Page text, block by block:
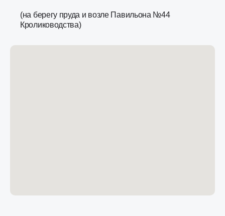
(на берегу пруда и возле Павильона №44
Кролиководства)